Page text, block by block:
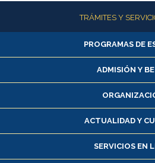
Más informaciónTRÁMITES Y
Alumnas/os y
Matrícula en
Inscripción y cambio
Consulta y certificado
Servicio médico y
Pago de arancel y
PROGRAMAS DE
ADMISIÓN Y
ACTUALIDAD Y
SERVICIOS EN